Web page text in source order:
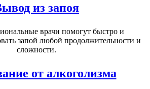
из запоя
врачи помогут быстро и
запой любой продолжительности и
сложности.
от алкоголизма